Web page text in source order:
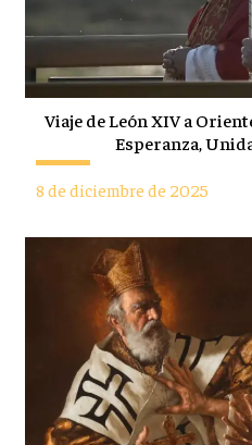
Viaje de León XIV a
Esperanza,
8 de diciembre de 2025